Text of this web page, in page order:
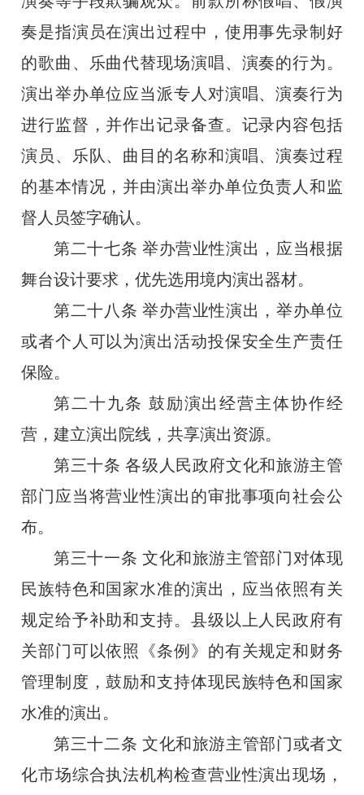
奏是指演员在演出过程中，使用事先录制好
的歌曲、乐曲代替现场演唱、演奏的行为。
演出举办单位应当派专人对演唱、演奏行为
进行监督，并作出记录备查。记录内容包括
演员、乐队、曲目的名称和演唱、演奏过程
的基本情况，并由演出举办单位负责人和监
督人员签字确认。
第二十七条 举办营业性演出，应当根据
舞台设计要求，优先选用境内演出器材。
第二十八条 举办营业性演出，举办单位
或者个人可以为演出活动投保安全生产责任
保险。
第二十九条 鼓励演出经营主体协作经
营，建立演出院线，共享演出资源。
第三十条 各级人民政府文化和旅游主管
部门应当将营业性演出的审批事项向社会公
布。
第三十一条 文化和旅游主管部门对体现
民族特色和国家水准的演出，应当依照有关
规定给予补助和支持。县级以上人民政府有
关部门可以依照《条例》的有关规定和财务
管理制度，鼓励和支持体现民族特色和国家
水准的演出。
第三十二条 文化和旅游主管部门或者文
化市场综合执法机构检查营业性演出现场，